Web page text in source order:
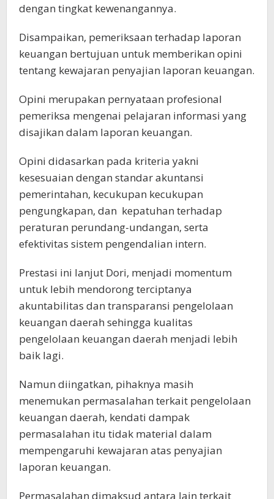
dengan tingkat kewenangannya.
Disampaikan, pemeriksaan terhadap laporan
keuangan bertujuan untuk memberikan opini
tentang kewajaran penyajian laporan keuangan.
Opini merupakan pernyataan profesional
pemeriksa mengenai pelajaran informasi yang
disajikan dalam laporan keuangan.
Opini didasarkan pada kriteria yakni
kesesuaian dengan standar akuntansi
pemerintahan, kecukupan kecukupan
pengungkapan, dan kepatuhan terhadap
peraturan perundang-undangan, serta
efektivitas sistem pengendalian intern.
Prestasi ini lanjut Dori, menjadi momentum
untuk lebih mendorong terciptanya
akuntabilitas dan transparansi pengelolaan
keuangan daerah sehingga kualitas
pengelolaan keuangan daerah menjadi lebih
baik lagi.
Namun diingatkan, pihaknya masih
menemukan permasalahan terkait pengelolaan
keuangan daerah, kendati dampak
permasalahan itu tidak material dalam
mempengaruhi kewajaran atas penyajian
laporan keuangan.
Permasalahan dimaksud antara lain terkait